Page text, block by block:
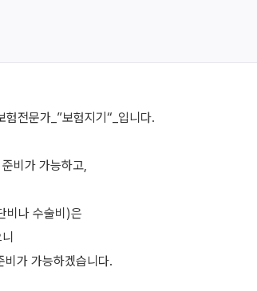
전문가_”보험지기“_입니다.
비가 가능하고,
비나 수술비)은
비가 가능하겠습니다.